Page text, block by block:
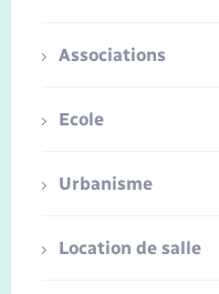
Associations
Ecole
Urbanisme
Location de salle